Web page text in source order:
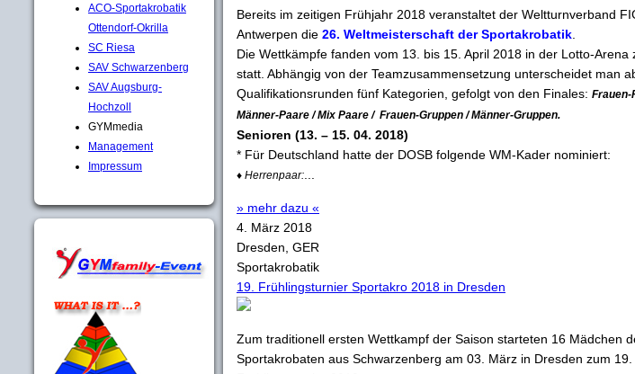
ACO-Sportakrobatik
Ottendorf-Okrilla
SC Riesa
SAV Schwarzenberg
SAV Augsburg-
Hochzoll
GYMmedia
Management
Impressum
Bereits im zeitigen Frühjahr 2018 veranstaltet der Weltturnverband
Antwerpen die 26. Weltmeisterschaft der Sportakrobatik
Die Wettkämpfe fanden vom 13. bis 15. April 2018 in der Lotto-Arena
statt. Abhängig von der Teamzusammensetzung unterscheidet man
Qualifikationsrunden fünf Kategorien, gefolgt von den Finales: Frauen-
Männer-Paare / Mix Paare / Frauen-Gruppen / Männer-Gruppen.
Senioren (13. – 15. 04. 2018)
* Für Deutschland hatte der DOSB folgende WM-Kader nominiert:
♦ Herrenpaar:
» mehr dazu «
4. März 2018
Dresden, GER
Sportakrobatik
19. Frühlingsturnier Sportakro 2018 in Dresden
Zum traditionell ersten Wettkampf der Saison starteten 16 Mädchen
Sportakrobaten aus Schwarzenberg am 03. März in Dresden zum 19.